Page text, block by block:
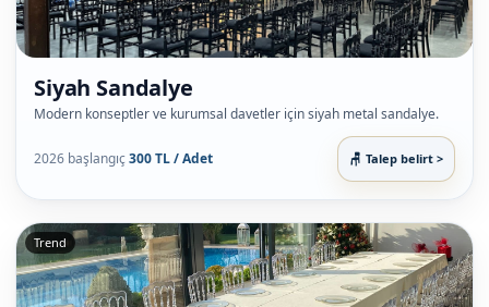
Siyah Sandalye
Modern konseptler ve kurumsal davetler için siyah metal sandalye.
2026 başlangıç300 TL / Adet Talep belirt >
Trend